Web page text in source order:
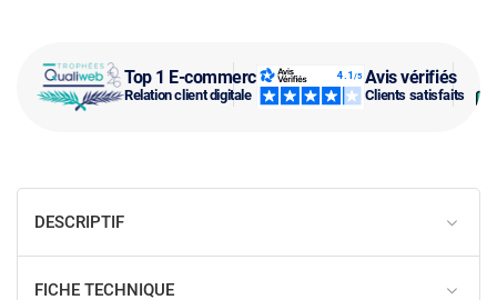
Top 1 E-commerce
Relation client digitale
Avis vérifiés
Clients satisfaits
DESCRIPTIF
FICHE TECHNIQUE